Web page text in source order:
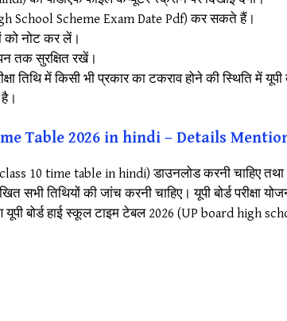
School Scheme Exam Date Pdf) कर सकते हैं।
को नोट कर लें।
तक सुरक्षित रखें।
तिथि में किसी भी प्रकार का टकराव होने की स्थिति में
Time Table 2026 in hindi – Details
10 time table in hindi) डाउनलोड करनी चाहिए
तिथियों की जांच करनी चाहिए। यूपी बोर्ड परीक्षा
बोर्ड हाई स्कूल टाइम टेबल 2026 (UP board high